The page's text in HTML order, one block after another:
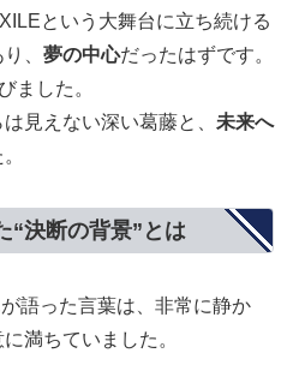
という大舞台に立ち続ける
、 夢の中心だったはずです。
ました。
見えない深い葛藤と、 未来へ
“決断の背景”とは
語った言葉は、非常に静か
満ちていました。